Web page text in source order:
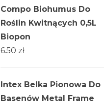
Compo Biohumus Do
Roślin Kwitnących 0,5L
Biopon
6.50 zł
Intex Belka Pionowa Do
Basenów Metal Frame